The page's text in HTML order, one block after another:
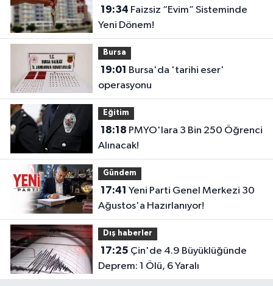
19:34
Yeni Dönem!
Bursa
19:01
operasyonu
Eğitim
18:18
Alınacak!
Gündem
17:41
Ağustos'a Hazırlanıyor!
Dış haberler
17:25
Deprem: 1 Ölü, 6 Yaralı